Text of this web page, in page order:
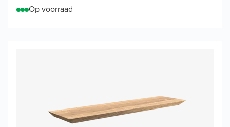
Op voorraad